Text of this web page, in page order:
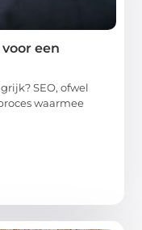
een
SEO, ofwel
waarmee